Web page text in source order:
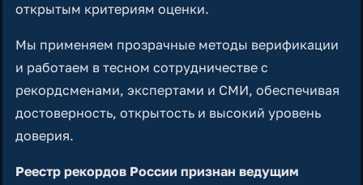
открытым критериям оценки.
Мы применяем прозрачные методы верификации
и работаем в тесном сотрудничестве с
рекордсменами, экспертами и СМИ, обеспечивая
достоверность, открытость и высокий уровень
доверия.
Реестр рекордов России признан ведущим